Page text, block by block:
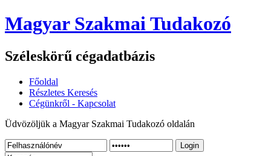
Magyar Szakmai Tudakozó
Széleskörű cégadatbázis
Főoldal
Részletes Keresés
Cégünkről - Kapcsolat
Üdvözöljük a Magyar Szakmai Tudakozó oldalán
Login